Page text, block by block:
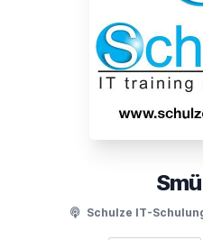
Schulze IT-